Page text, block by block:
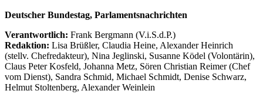
Deutscher Bundestag, Parlamentsnachrichten
Verantwortlich: Frank Bergmann (V.i.S.d.P.)
Redaktion: Lisa Brüßler, Claudia Heine, Alexander Heinrich
(stellv. Chefredakteur), Nina Jeglinski, Susanne Ködel (Volontärin),
Claus Peter Kosfeld, Johanna Metz, Sören Christian Reimer (Chef
vom Dienst), Sandra Schmid, Michael Schmidt, Denise Schwarz,
Helmut Stoltenberg, Alexander Weinlein